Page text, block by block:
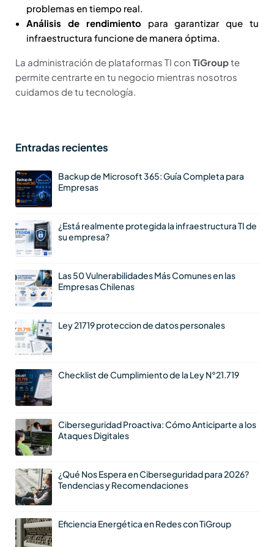
problemas en tiempo real.
Análisis de rendimientopara garantizar que tu
infraestructura funcione de manera óptima.
La administración de plataformas TI con TiGroupte
permite centrarte en tu negocio mientras nosotros
cuidamos de tu tecnología.
Entradas recientes
Backup de Microsoft 365: Guía Completa para
Empresas
¿Está realmente protegida la infraestructura TI de
su empresa?
Las 50 Vulnerabilidades Más Comunes en las
Empresas Chilenas
Ley 21719 proteccion de datos personales
Checklist de Cumplimiento de la Ley N°21.719
Ciberseguridad Proactiva: Cómo Anticiparte a los
Ataques Digitales
¿Qué Nos Espera en Ciberseguridad para 2026?
Tendencias y Recomendaciones
Eficiencia Energética en Redes con TiGroup